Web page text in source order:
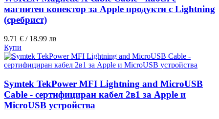
магнитен конектор за Apple продукти с Lightning
(сребрист)
9.71 € / 18.99 лв
Купи
Symtek TekPower MFI Lightning and MicroUSB
Cable - сертифициран кабел 2в1 за Apple и
MicroUSB устройства